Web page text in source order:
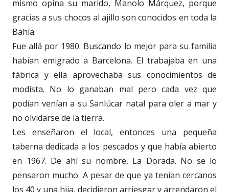
mismo opina su marido, Manolo Márquez, porque
gracias a sus chocos al ajillo son conocidos en toda la
Bahía.
Fue allá por 1980. Buscando lo mejor para su familia
habían emigrado a Barcelona. El trabajaba en una
fábrica y ella aprovechaba sus conocimientos de
modista. No lo ganaban mal pero cada vez que
podían venían a su Sanlúcar natal para oler a mar y
no olvidarse de la tierra.
Les enseñaron el local, entonces una pequeña
taberna dedicada a los pescados y que había abierto
en 1967. De ahí su nombre, La Dorada. No se lo
pensaron mucho. A pesar de que ya tenían cercanos
los 40 y una hija, decidieron arriesgar y arrendaron el